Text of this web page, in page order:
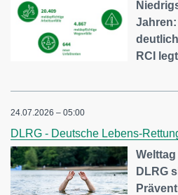
RCI
24.07.2026 – 05:00
DLRG - Deutsche Lebens-
DLRG